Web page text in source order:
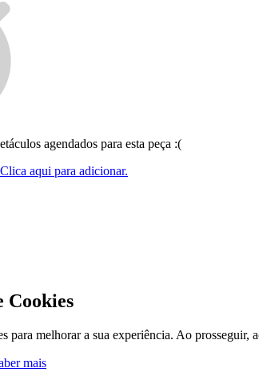
agendados para esta peça :(
aqui para adicionar.
Cookies
para melhorar a sua experiência. Ao prosseguir,
mais